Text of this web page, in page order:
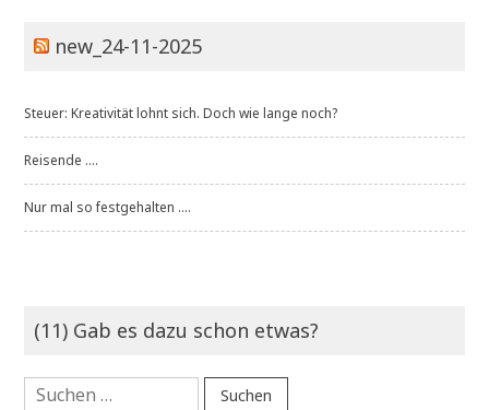
new_24-11-2025
Steuer: Kreativität lohnt sich. Doch wie lange noch?
Reisende ....
Nur mal so festgehalten ....
(11) Gab es dazu schon etwas?
Suchen
nach: